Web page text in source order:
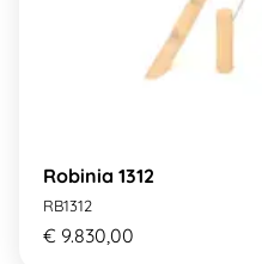
Robinia 1312
RB1312
€ 9.830,00